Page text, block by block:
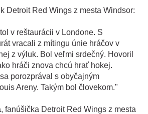
Detroit Red Wings z mesta Windsor:
v reštaurácii v Londone. S
vracali z mítingu únie hráčov v
z výluk. Bol veľmi srdečný. Hovoril
hráči znova chcú hrať hokej.
porozprával s obyčajným
Areny. Takým bol človekom."
, fanúšička Detroit Red Wings z mesta